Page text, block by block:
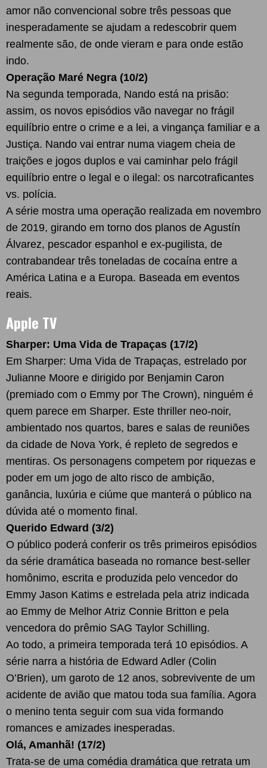
amor não convencional sobre três pessoas que
inesperadamente se ajudam a redescobrir quem
realmente são, de onde vieram e para onde estão
indo.
Operação Maré Negra (10/2)
Na segunda temporada, Nando está na prisão:
assim, os novos episódios vão navegar no frágil
equilíbrio entre o crime e a lei, a vingança familiar e a
Justiça. Nando vai entrar numa viagem cheia de
traições e jogos duplos e vai caminhar pelo frágil
equilíbrio entre o legal e o ilegal: os narcotraficantes
vs. polícia.
A série mostra uma operação realizada em novembro
de 2019, girando em torno dos planos de Agustín
Álvarez, pescador espanhol e ex-pugilista, de
contrabandear três toneladas de cocaína entre a
América Latina e a Europa. Baseada em eventos
reais.
Apple TV
Sharper: Uma Vida de Trapaças (17/2)
Em Sharper: Uma Vida de Trapaças, estrelado por
Julianne Moore e dirigido por Benjamin Caron
(premiado com o Emmy por The Crown), ninguém é
quem parece em Sharper. Este thriller neo-noir,
ambientado nos quartos, bares e salas de reuniões
da cidade de Nova York, é repleto de segredos e
mentiras. Os personagens competem por riquezas e
poder em um jogo de alto risco de ambição,
ganância, luxúria e ciúme que manterá o público na
dúvida até o momento final.
Querido Edward (3/2)
O público poderá conferir os três primeiros episódios
da série dramática baseada no romance best-seller
homônimo, escrita e produzida pelo vencedor do
Emmy Jason Katims e estrelada pela atriz indicada
ao Emmy de Melhor Atriz Connie Britton e pela
vencedora do prêmio SAG Taylor Schilling.
Ao todo, a primeira temporada terá 10 episódios. A
série narra a história de Edward Adler (Colin
O’Brien), um garoto de 12 anos, sobrevivente de um
acidente de avião que matou toda sua família. Agora
o menino tenta seguir com sua vida formando
romances e amizades inesperadas.
Olá, Amanhã! (17/2)
Trata-se de uma comédia dramática que retrata um